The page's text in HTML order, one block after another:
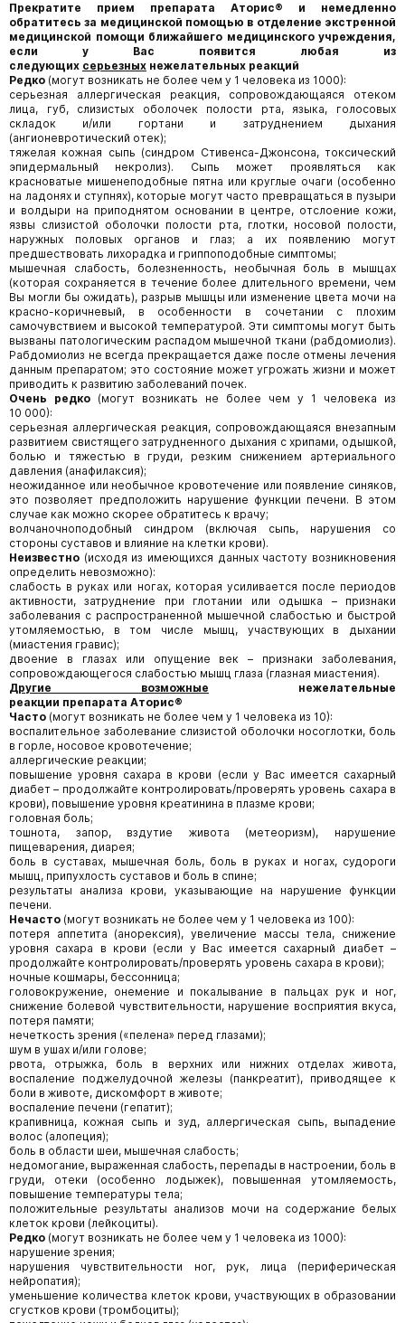
Прекратите прием препарата Аторис® и немедленно
обратитесь за медицинской помощью в отделение экстренной
медицинской помощи ближайшего медицинского учреждения,
если у Вас появится любая из
следующих серьезных нежелательных реакций
Редко (могут возникать не более чем у 1 человека из 1000):
серьезная аллергическая реакция, сопровождающаяся отеком
лица, губ, слизистых оболочек полости рта, языка, голосовых
складок и/или гортани и затруднением дыхания
(ангионевротический отек);
тяжелая кожная сыпь (синдром Стивенса-Джонсона, токсический
эпидермальный некролиз). Сыпь может проявляться как
красноватые мишенеподобные пятна или круглые очаги (особенно
на ладонях и ступнях), которые могут часто превращаться в пузыри
и волдыри на приподнятом основании в центре, отслоение кожи,
язвы слизистой оболочки полости рта, глотки, носовой полости,
наружных половых органов и глаз; а их появлению могут
предшествовать лихорадка и гриппоподобные симптомы;
мышечная слабость, болезненность, необычная боль в мышцах
(которая сохраняется в течение более длительного времени, чем
Вы могли бы ожидать), разрыв мышцы или изменение цвета мочи на
красно-коричневый, в особенности в сочетании с плохим
самочувствием и высокой температурой. Эти симптомы могут быть
вызваны патологическим распадом мышечной ткани (рабдомиолиз).
Рабдомиолиз не всегда прекращается даже после отмены лечения
данным препаратом; это состояние может угрожать жизни и может
приводить к развитию заболеваний почек.
Очень редко (могут возникать не более чем у 1 человека из
10 000):
серьезная аллергическая реакция, сопровождающаяся внезапным
развитием свистящего затрудненного дыхания с хрипами, одышкой,
болью и тяжестью в груди, резким снижением артериального
давления (анафилаксия);
неожиданное или необычное кровотечение или появление синяков,
это позволяет предположить нарушение функции печени. В этом
случае как можно скорее обратитесь к врачу;
волчаночноподобный синдром (включая сыпь, нарушения со
стороны суставов и влияние на клетки крови).
Неизвестно (исходя из имеющихся данных частоту возникновения
определить невозможно):
слабость в руках или ногах, которая усиливается после периодов
активности, затруднение при глотании или одышка – признаки
заболевания c распространенной мышечной слабостью и быстрой
утомляемостью, в том числе мышц, участвующих в дыхании
(миастения гравис);
двоение в глазах или опущение век – признаки заболевания,
сопровождающегося слабостью мышц глаза (глазная миастения).
Другие возможные нежелательные
реакции препарата Аторис®
Часто (могут возникать не более чем у 1 человека из 10):
воспалительное заболевание слизистой оболочки носоглотки, боль
в горле, носовое кровотечение;
аллергические реакции;
повышение уровня сахара в крови (если у Вас имеется сахарный
диабет – продолжайте контролировать/проверять уровень сахара в
крови), повышение уровня креатинина в плазме крови;
головная боль;
тошнота, запор, вздутие живота (метеоризм), нарушение
пищеварения, диарея;
боль в суставах, мышечная боль, боль в руках и ногах, судороги
мышц, припухлость суставов и боль в спине;
результаты анализа крови, указывающие на нарушение функции
печени.
Нечасто (могут возникать не более чем у 1 человека из 100):
потеря аппетита (анорексия), увеличение массы тела, снижение
уровня сахара в крови (если у Вас имеется сахарный диабет –
продолжайте контролировать/проверять уровень сахара в крови);
ночные кошмары, бессонница;
головокружение, онемение и покалывание в пальцах рук и ног,
снижение болевой чувствительности, нарушение восприятия вкуса,
потеря памяти;
нечеткость зрения («пелена» перед глазами);
шум в ушах и/или голове;
рвота, отрыжка, боль в верхних или нижних отделах живота,
воспаление поджелудочной железы (панкреатит), приводящее к
боли в животе, дискомфорт в животе;
воспаление печени (гепатит);
крапивница, кожная сыпь и зуд, аллергическая сыпь, выпадение
волос (алопеция);
боль в области шеи, мышечная слабость;
недомогание, выраженная слабость, перепады в настроении, боль в
груди, отеки (особенно лодыжек), повышенная утомляемость,
повышение температуры тела;
положительные результаты анализов мочи на содержание белых
клеток крови (лейкоциты).
Редко (могут возникать не более чем у 1 человека из 1000):
нарушение зрения;
нарушения чувствительности ног, рук, лица (периферическая
нейропатия);
уменьшение количества клеток крови, участвующих в образовании
сгустков крови (тромбоциты);